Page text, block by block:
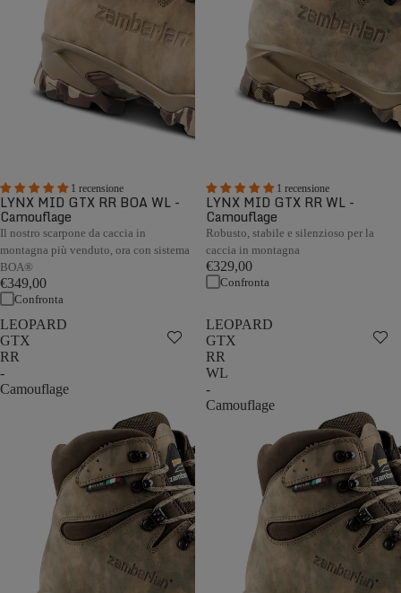
1 recensione
LYNX MID GTX RR BOA WL -
Camouflage
Il nostro scarpone da caccia in
montagna più venduto, ora con sistema
BOA®
€349,00
Confronta
1 recensione
LYNX MID GTX RR WL -
Camouflage
Robusto, stabile e silenzioso per la
caccia in montagna
€329,00
Confronta
LEOPARD
GTX
RR
-
Camouflage
LEOPARD
GTX
RR
WL
-
Camouflage